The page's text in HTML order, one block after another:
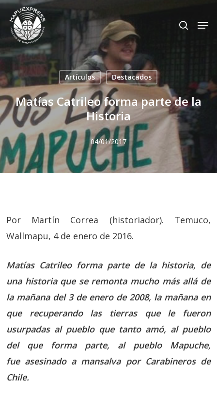
Skip
main
content
search
Artículos Destacados
Matías Catrileo forma parte de la
Historia
04/01/2017
Por Martín Correa (historiador). Temuco,
Wallmapu, 4 de enero de 2016.
Matías Catrileoforma parte de la historia, de
una historia que se remonta mucho más allá de
la mañana del 3 de enero de 2008, la mañana en
que recuperando las tierras que le fueron
usurpadas al pueblo que tanto amó, al pueblo
del que forma parte, al pueblo Mapuche,
fue asesinado a mansalva por Carabineros de
Chile.
Close